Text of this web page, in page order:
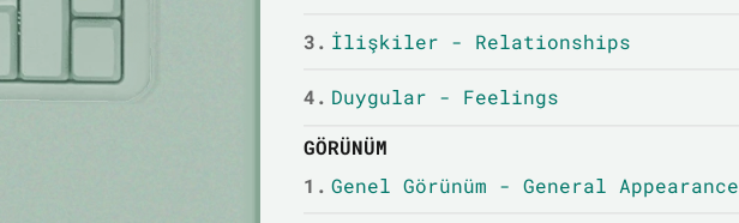
3. İlişkiler - Relationships
4. Duygular - Feelings
GÖRÜNÜM
1. Genel Görünüm - General Appearance